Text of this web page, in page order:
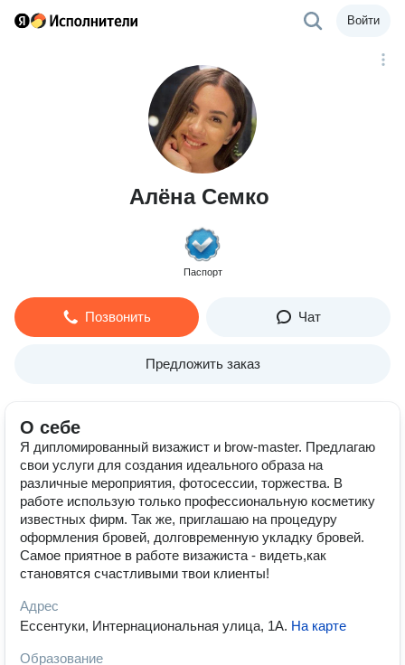
Войти
Алёна Семко
Паспорт
Позвонить Чат
Предложить заказ
О себе
Я дипломированный визажист и brow-master. Предлагаю
свои услуги для создания идеального образа на
различные мероприятия, фотосессии, торжества. В
работе использую только профессиональную косметику
известных фирм. Так же, приглашаю на процедуру
оформления бровей, долговременную укладку бровей.
Самое приятное в работе визажиста - видеть,как
становятся счастливыми твои клиенты!
Адрес
Ессентуки, Интернациональная улица, 1А. На карте
Образование